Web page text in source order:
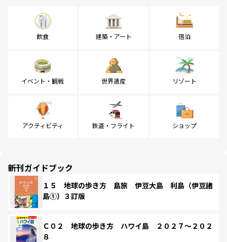
飲食 建築・アート 宿泊
イベント・観戦 世界遺産 リゾート
アクティビティ 鉄道・フライト ショップ
新刊ガイドブック
１５ 地球の歩き方 島旅 伊豆大島 利島（伊豆諸
島①）３訂版
Ｃ０２ 地球の歩き方 ハワイ島 ２０２７～２０２
８